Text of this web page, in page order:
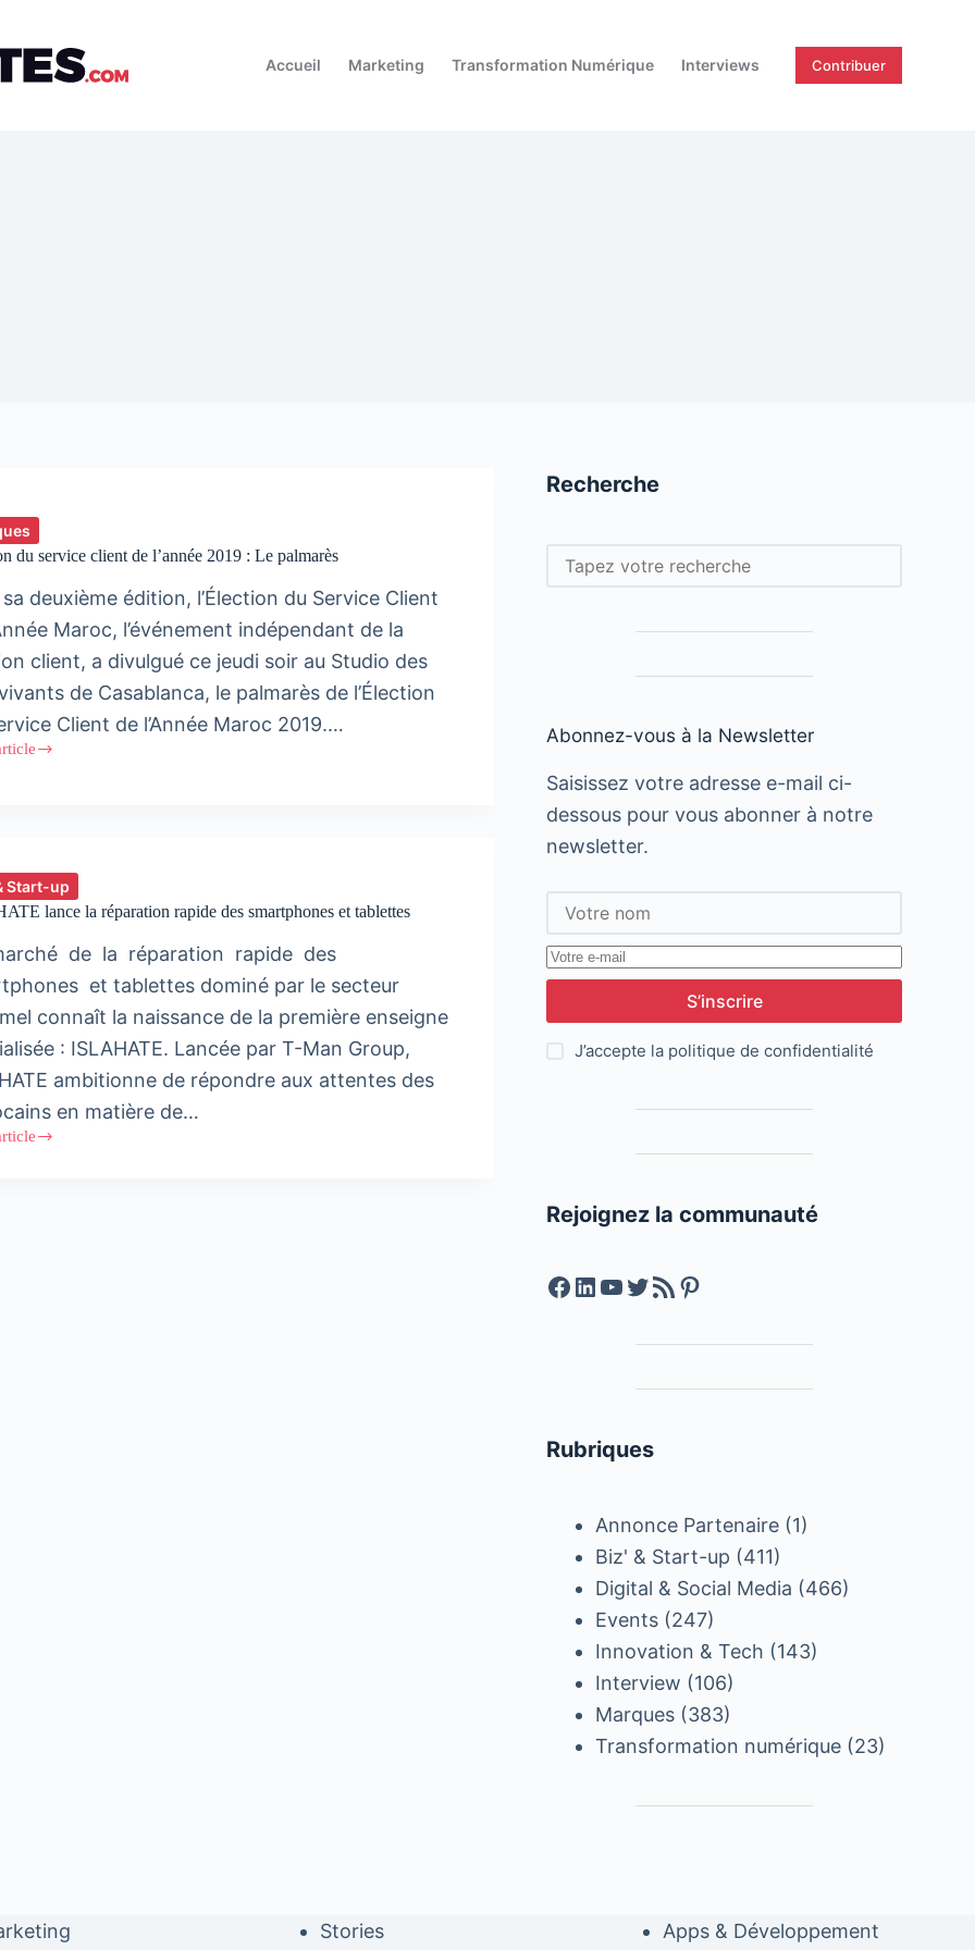
Accueil
Marketing Transformation Numérique Interviews Contribuer
du service client de l’année 2019 : Le palmarès
deuxième édition, l’Élection du Service Client
Maroc, l’événement indépendant de la
client, a divulgué ce jeudi soir au Studio des
de Casablanca, le palmarès de l’Élection
Client de l’Année Maroc 2019.…
Start-up
lance la réparation rapide des smartphones et tablettes
de la réparation rapide des
et tablettes dominé par le secteur
connaît la naissance de la première enseigne
: ISLAHATE. Lancée par T-Man Group,
ambitionne de répondre aux attentes des
en matière de…
Recherche
Rechercher
Abonnez-vous à la Newsletter
Saisissez votre adresse e-mail ci-
dessous pour vous abonner à notre
newsletter.
S’inscrire
J’accepte la politique de confidentialité
Rejoignez la communauté
Facebook
LinkedIn
YouTube
Twitter
Feed RSSPinterest
Rubriques
Annonce Partenaire (1)
Biz' & Start-up (411)
Digital & Social Media (466)
Events (247)
Innovation & Tech (143)
Interview (106)
Marques (383)
Transformation numérique (23)
Stories Apps & Développement